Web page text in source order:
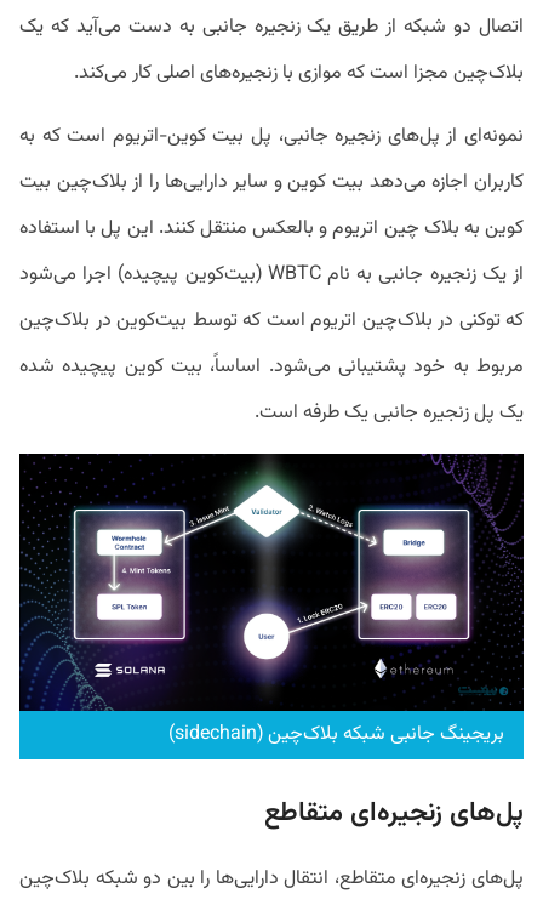
اتصال دو شبکه از طریق یک زنجیره جانبی به دست می‌آید که یک
بلاک‌چین مجزا است که موازی با زنجیره‌های اصلی کار می‌کند.
نمونه‌ای از پل‌های زنجیره جانبی، پل بیت کوین-اتریوم است که به
کاربران اجازه می‌دهد بیت کوین و سایر دارایی‌ها را از بلاک‌چین بیت
کوین به بلاک چین اتریوم و بالعکس منتقل کنند. این پل با استفاده
از یک زنجیره جانبی به نام WBTC (بیت‌کوین پیچیده) اجرا می‌شود
که توکنی در بلاک‌چین اتریوم است که توسط بیت‌کوین در بلاک‌چین
مربوط به خود پشتیبانی می‌شود. اساساً، بیت کوین پیچیده شده
یک پل زنجیره جانبی یک طرفه است.
بریجینگ جانبی شبکه بلاک‌چین (sidechain)
پل‌های زنجیره‌ای متقاطع
پل‌های زنجیره‌ای متقاطع، انتقال دارایی‌ها را بین دو شبکه بلاک‌چین